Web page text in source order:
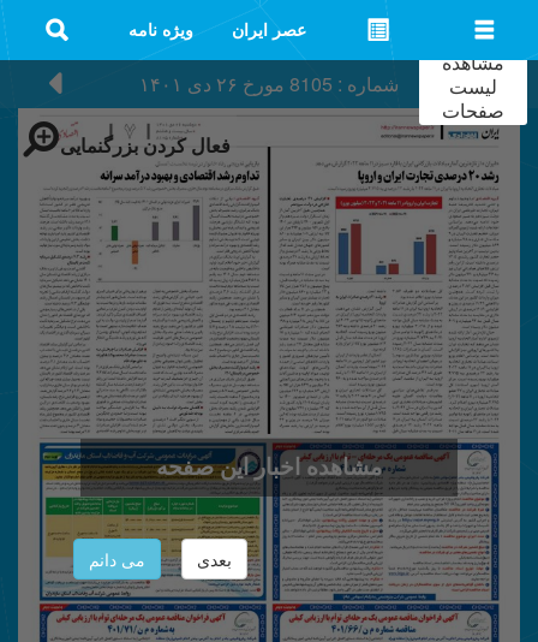
عصر ایران ویژه نامه
شماره : 8105 مورخ ۲۶ دی ۱۴۰۱
فعال کردن بزرگنمایی
مشاهده اخبار این صفحه
مشاهده
لیست
صفحات
بعدی می دانم